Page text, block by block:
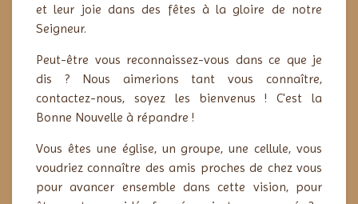
et leur joie dans des fêtes à la gloire de notre
Seigneur.
Peut-être vous reconnaissez-vous dans ce que je
dis ? Nous aimerions tant vous connaître,
contactez-nous, soyez les bienvenus ! C'est la
Bonne Nouvelle à répandre !
Vous êtes une église, un groupe, une cellule, vous
voudriez connaître des amis proches de chez vous
pour avancer ensemble dans cette vision, pour